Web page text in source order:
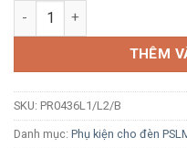
Nối 3 trái L1/L2 Paragon
THÊM
SKU: PR0436L1/L2/B
Danh mục: Phụ kiện cho đèn